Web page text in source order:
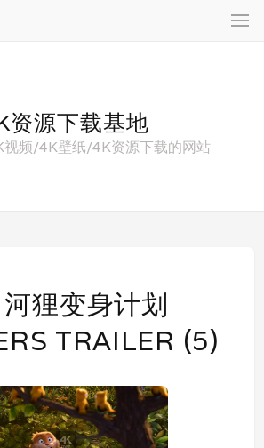
资源下载基地
频/4K壁纸/4K资源下载的网站
狸变身计划
TRAILER (5)